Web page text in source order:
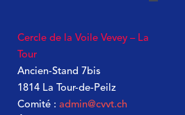
Cercle de la Voile Vevey – La
Tour
Ancien-Stand 7bis
1814 La Tour-de-Peilz
Comité : admin@cvvt.ch